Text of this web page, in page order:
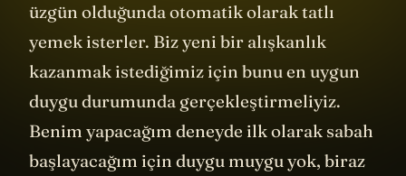
üzgün olduğunda otomatik olarak tatlı
yemek isterler. Biz yeni bir alışkanlık
kazanmak istediğimiz için bunu en uygun
duygu durumunda gerçekleştirmeliyiz.
Benim yapacağım deneyde ilk olarak sabah
başlayacağım için duygu muygu yok, biraz